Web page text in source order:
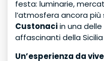
festa: luminarie,
l’atmosfera ancora
Custonaciin una
affascinanti della Sicilia
Un’esperienza da